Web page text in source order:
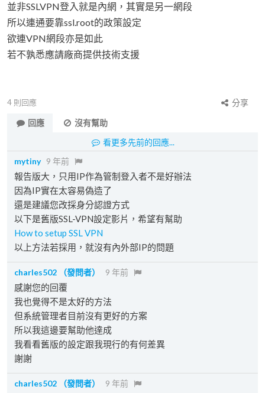
並非SSLVPN登入就是內網，其實是另一網段
所以連通要靠ssl.root的政策設定
欲連VPN網段亦是如此
若不孰悉應請廠商提供技術支援
4 則回應
分享
回應
沒有幫助
看更多先前的回應...
mytiny 9 年前
報告版大，只用IP作為管制登入者不是好辦法
因為IP實在太容易偽造了
還是建議您改採身分認證方式
以下是舊版SSL-VPN設定影片，希望有幫助
How to setup SSL VPN
以上方法若採用，就沒有內外部IP的問題
charles502 （發問者） 9 年前
感謝您的回覆
我也覺得不是太好的方法
但系統管理者目前沒有更好的方案
所以我這邊要幫助他達成
我看看舊版的設定跟我現行的有何差異
謝謝
charles502 （發問者） 9 年前